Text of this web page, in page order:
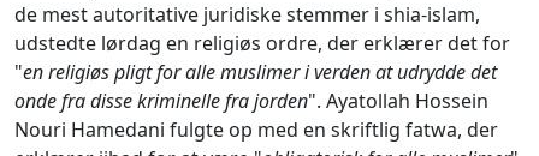
de mest autoritative juridiske stemmer i shia-islam,
udstedte lørdag en religiøs ordre, der erklærer det for
"en religiøs pligt for alle muslimer i verden at udrydde det
onde fra disse kriminelle fra jorden". Ayatollah Hossein
Nouri Hamedani fulgte op med en skriftlig fatwa, der